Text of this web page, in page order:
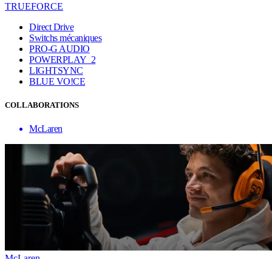
TRUEFORCE
Direct Drive
Switchs mécaniques
PRO-G AUDIO
POWERPLAY 2
LIGHTSYNC
BLUE VO!CE
COLLABORATIONS
McLaren